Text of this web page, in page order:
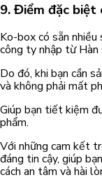
9. Điểm đặc biệt
Ko-box có sẵn
công ty nhập từ Hàn
Do đó, khi bạn cần
và không phải mất
Giúp bạn tiết kiệm
phẩm.
Với những cam kết
đáng tin cậy, giúp
cách an tâm và hài